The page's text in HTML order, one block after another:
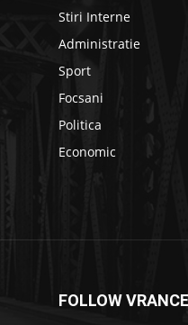
Stiri Interne
Administratie
Sport
Focsani
Politica
Economic
FOLLOW